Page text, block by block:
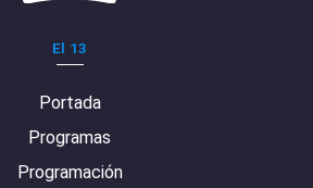
El 13
Portada
Programas
Programación